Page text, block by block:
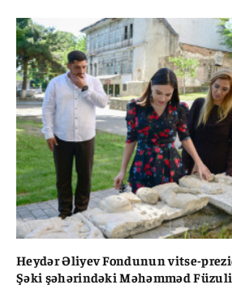
Heydər Əliyev Fondunun vitse-
Şəki şəhərindəki Məhəmməd Füzuli